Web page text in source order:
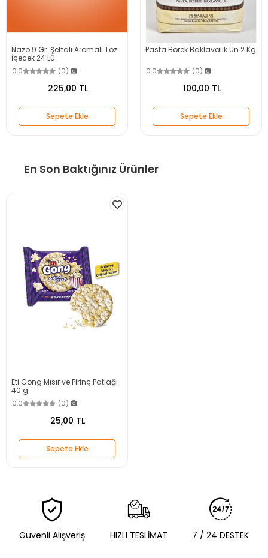
Nazo 9 Gr. Şeftali Aromalı Toz
İçecek 24 Lü
0.0 (0)
225,00 TL
Sepete Ekle
Pasta Börek Baklavalık Un 2 Kg
0.0 (0)
100,00 TL
Sepete Ekle
En Son Baktığınız Ürünler
Eti Gong Mısır ve Pirinç Patlağı
40 g
0.0 (0)
25,00 TL
Sepete Ekle
Güvenli Alışveriş HIZLI TESLİMAT 7 / 24 DESTEK